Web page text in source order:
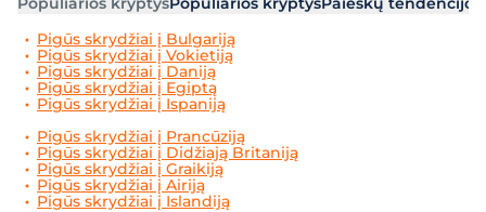
Pigūs skrydžiai į Bulgariją
Pigūs skrydžiai į Vokietiją
Pigūs skrydžiai į Daniją
Pigūs skrydžiai į Egiptą
Pigūs skrydžiai į Ispaniją
Pigūs skrydžiai į Prancūziją
Pigūs skrydžiai į Didžiają Britaniją
Pigūs skrydžiai į Graikiją
Pigūs skrydžiai į Airiją
Pigūs skrydžiai į Islandiją